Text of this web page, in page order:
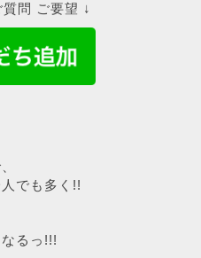
問 ご要望 ↓
でも多く!!
るっ!!!